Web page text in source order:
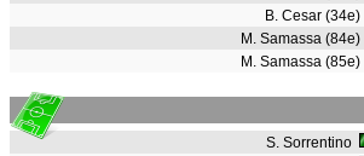
B. Cesar (34e)
M. Samassa (84e)
M. Samassa (85e)
S. Sorrentino